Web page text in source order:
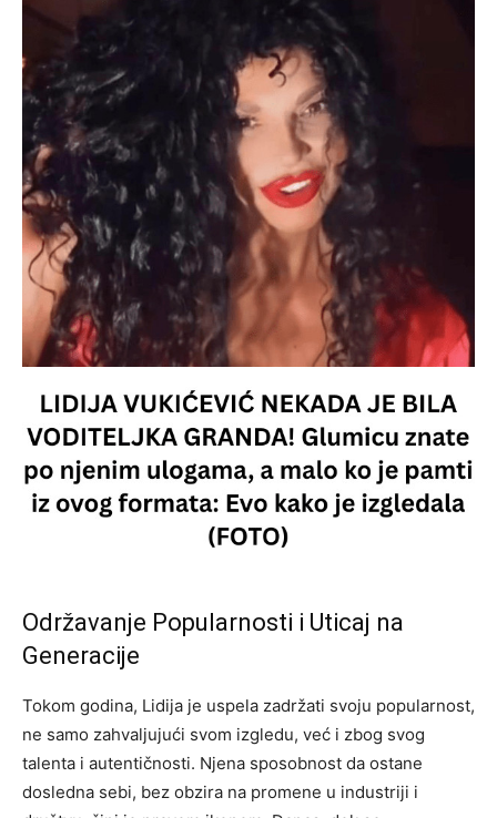
Održavanje Popularnosti i Uticaj na
Generacije
Tokom godina, Lidija je uspela zadržati svoju popularnost,
ne samo zahvaljujući svom izgledu, već i zbog svog
talenta i autentičnosti. Njena sposobnost da ostane
dosledna sebi, bez obzira na promene u industriji i